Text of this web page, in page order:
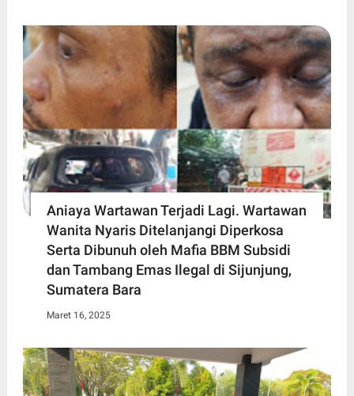
Aniaya Wartawan Terjadi Lagi. Wartawan
Wanita Nyaris Ditelanjangi Diperkosa
Serta Dibunuh oleh Mafia BBM Subsidi
dan Tambang Emas Ilegal di Sijunjung,
Sumatera Bara
Maret 16, 2025